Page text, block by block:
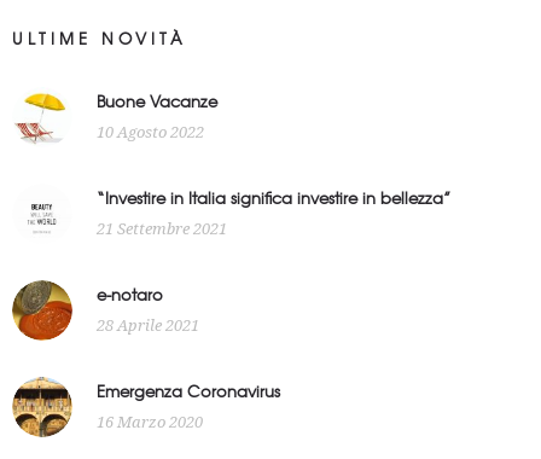
ULTIME NOVITÀ
Buone Vacanze
10 Agosto 2022
“Investire in Italia significa investire in bellezza”
21 Settembre 2021
e-notaro
28 Aprile 2021
Emergenza Coronavirus
16 Marzo 2020